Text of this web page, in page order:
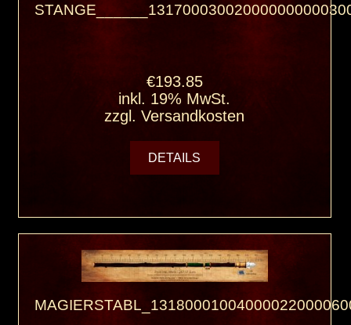
€193.85
inkl. 19% MwSt.
zzgl.Versandkosten
DETAILS